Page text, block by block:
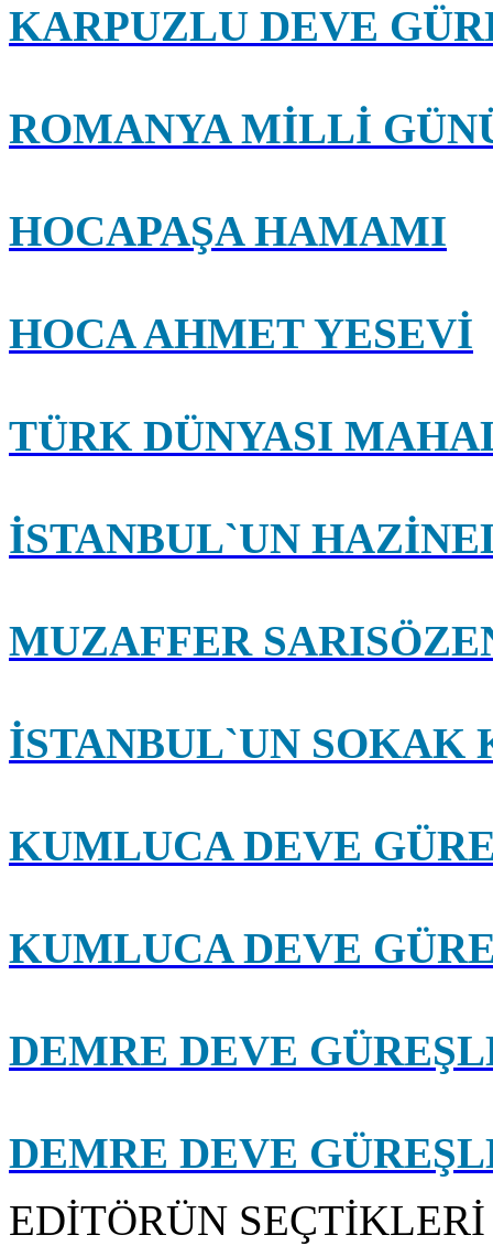
KARPUZLU DEVE
ROMANYA MİLLİ
HOCAPAŞA HAMAMI
HOCA AHMET YESEVİ
TÜRK DÜNYASI
İSTANBUL`UN
MUZAFFER
İSTANBUL`UN SOKAK
KUMLUCA DEVE
KUMLUCA DEVE
DEMRE DEVE
DEMRE DEVE
EDİTÖRÜN SEÇTİKLERİ